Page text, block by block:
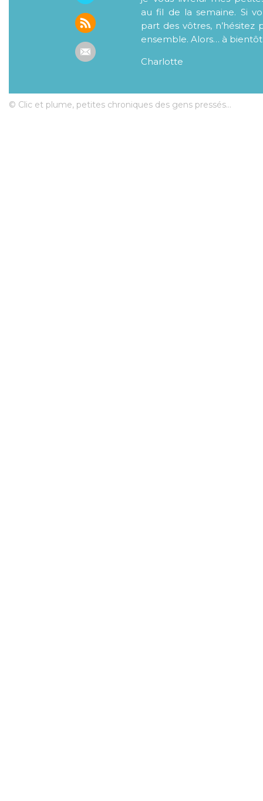
au fil de la semaine. Si
part des vôtres, n’hésitez
ensemble. Alors… à bientôt
Charlotte
© Clic et plume, petites chroniques des gens pressés...